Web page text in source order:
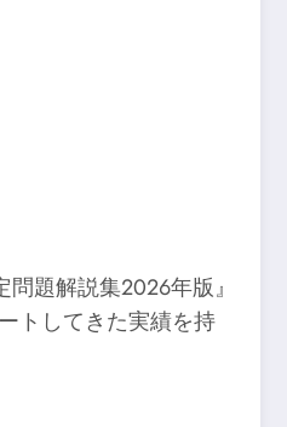
題解説集2026年版』
トしてきた実績を持